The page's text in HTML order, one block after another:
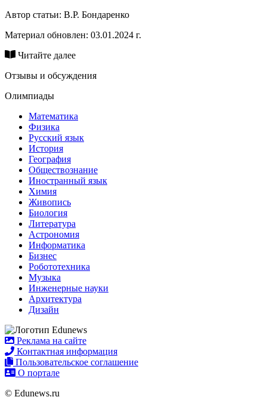
Автор статьи: В.Р. Бондаренко
Материал обновлен: 03.01.2024 г.
Читайте далее
Отзывы и обсуждения
Олимпиады
Математика
Физика
Русский язык
История
География
Обществознание
Иностранный язык
Химия
Живопись
Биология
Литература
Астрономия
Информатика
Бизнес
Робототехника
Музыка
Инженерные науки
Архитектура
Дизайн
Реклама на сайте
Контактная информация
Пользовательское соглашение
О портале
© Edunews.ru